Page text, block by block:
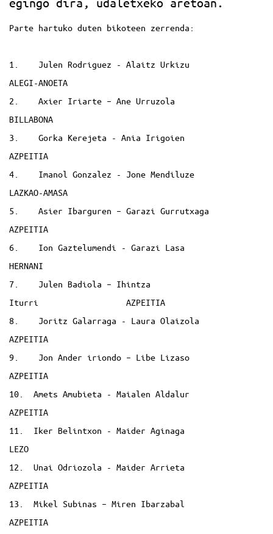
egingo dira, udaletxeko aretoan.
Parte hartuko duten bikoteen zerrenda:
1. Julen Rodriguez - Alaitz Urkizu
ALEGI-ANOETA
2. Axier Iriarte – Ane Urruzola
BILLABONA
3. Gorka Kerejeta - Ania Irigoien
AZPEITIA
4. Imanol Gonzalez - Jone Mendiluze
LAZKAO-AMASA
5. Asier Ibarguren – Garazi Gurrutxaga
AZPEITIA
6. Ion Gaztelumendi - Garazi Lasa
HERNANI
7. Julen Badiola – Ihintza
Iturri AZPEITIA
8. Joritz Galarraga - Laura Olaizola
AZPEITIA
9. Jon Ander iriondo – Libe Lizaso
AZPEITIA
10. Amets Amubieta - Maialen Aldalur
AZPEITIA
11. Iker Belintxon - Maider Aginaga
LEZO
12. Unai Odriozola - Maider Arrieta
AZPEITIA
13. Mikel Subinas – Miren Ibarzabal
AZPEITIA